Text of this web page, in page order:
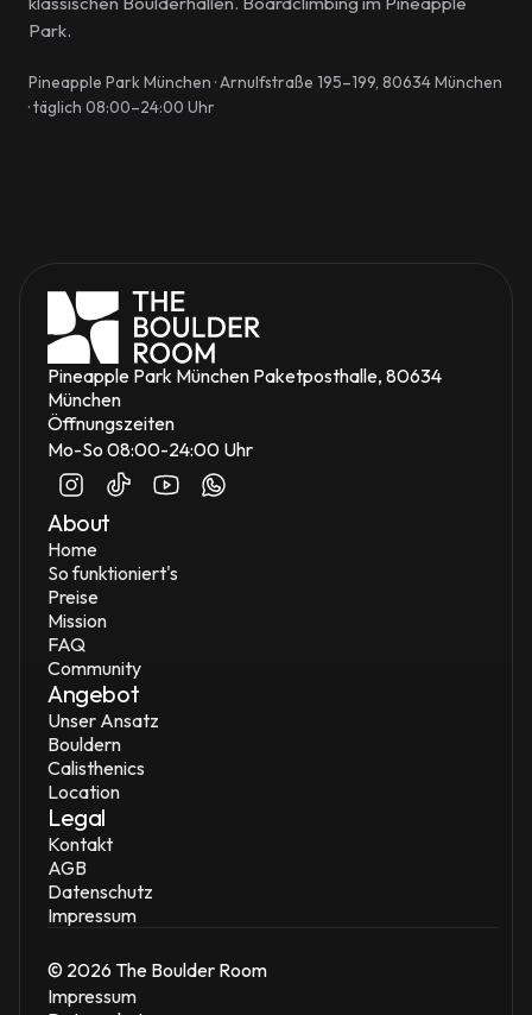
Park.
Pineapple Park München · Arnulfstraße 195–199, 80634 München
· täglich 08:00–24:00 Uhr
Pineapple Park München Paketposthalle, 80634
München
Öffnungszeiten
Mo-So 08:00-24:00 Uhr
About
Home
So funktioniert's
Preise
Mission
FAQ
Community
Angebot
Unser Ansatz
Bouldern
Calisthenics
Location
Legal
Kontakt
AGB
Datenschutz
Impressum
© 2026 The Boulder Room
Impressum